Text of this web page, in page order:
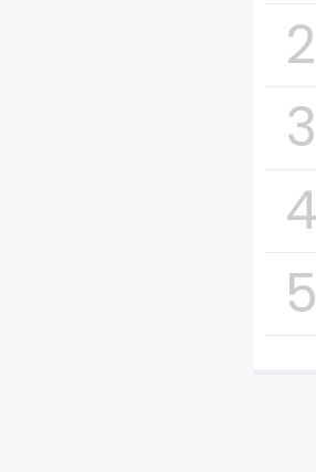
2
3
4
5